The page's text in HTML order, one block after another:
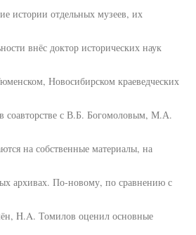
истории отдельных музеев, их
внёс доктор исторических наук
Новосибирском краеведческих
соавторстве с В.Б. Богомоловым, М.А.
на собственные материалы, на
архивах. По-новому, по сравнению с
H.A. Томилов оценил основные